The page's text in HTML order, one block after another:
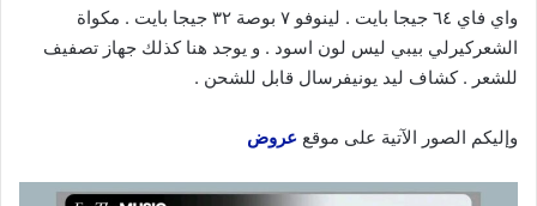
واي فاي ٦٤ جيجا بايت . لينوفو ٧ بوصة ٣٢ جيجا بايت . مكواة
الشعركيرلي بيبي ليس لون اسود . و يوجد هنا كذلك جهاز تصفيف
للشعر . كشاف ليد يونيفرسال قابل للشحن .
وإليكم الصور الآتية على موقع عروض